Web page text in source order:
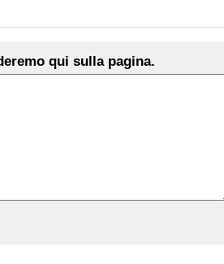
qui sulla pagina.